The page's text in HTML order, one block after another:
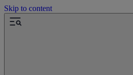
Skip to content